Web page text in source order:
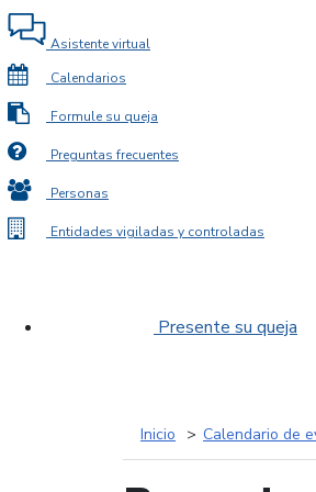
Asistente virtual
Calendarios
Formule su queja
Preguntas frecuentes
Personas
Entidades vigiladas y controladas
Presente su queja
Inicio Calendario de